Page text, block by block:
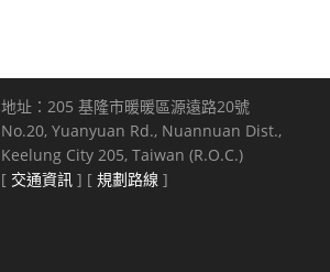
地址：205 基隆市暖暖區源遠路20號
No.20, Yuanyuan Rd., Nuannuan Dist.,
Keelung City 205, Taiwan (R.O.C.)
[ 交通資訊 ] [ 規劃路線 ]